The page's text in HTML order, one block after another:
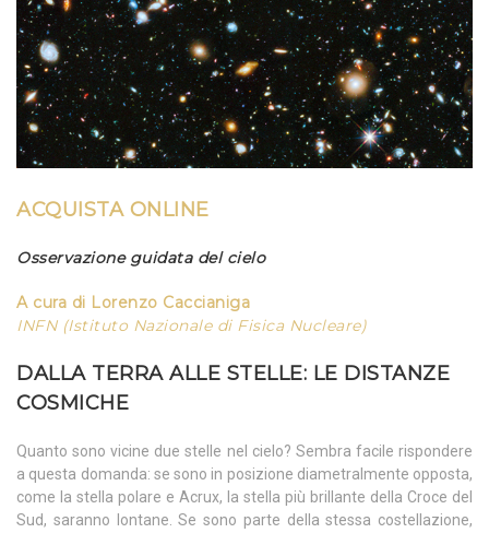
ACQUISTA ONLINE
Osservazione guidata del cielo
A cura di Lorenzo Caccianiga
INFN (Istituto Nazionale di Fisica Nucleare)
DALLA TERRA ALLE STELLE: LE DISTANZE
COSMICHE
Quanto sono vicine due stelle nel cielo? Sembra facile rispondere
a questa domanda: se sono in posizione diametralmente opposta,
come la stella polare e Acrux, la stella più brillante della Croce del
Sud, saranno lontane. Se sono parte della stessa costellazione,